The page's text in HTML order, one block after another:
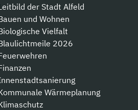
der Stadt Alfeld
und Wohnen
Vielfalt
2026
Wärmeplanung